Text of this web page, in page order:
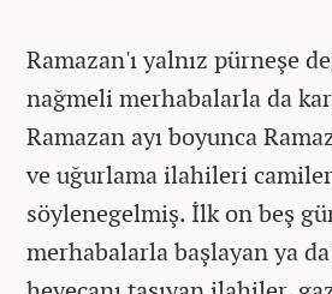
Ramazan'ı yalnız pürneşe
nağmeli merhabalarla da
Ramazan ayı boyunca
ve uğurlama ilahileri
söylenegelmiş. İlk on beş
merhabalarla başlayan ya